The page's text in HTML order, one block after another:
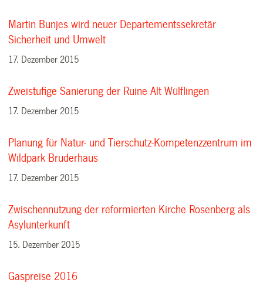
Martin Bunjes wird neuer Departementssekretär
Sicherheit und Umwelt
17. Dezember 2015
Zweistufige Sanierung der Ruine Alt Wülflingen
17. Dezember 2015
Planung für Natur- und Tierschutz-Kompetenzzentrum im
Wildpark Bruderhaus
17. Dezember 2015
Zwischennutzung der reformierten Kirche Rosenberg als
Asylunterkunft
15. Dezember 2015
Gaspreise 2016